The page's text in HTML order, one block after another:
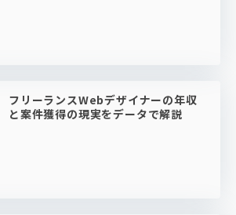
フリーランスWebデザイナーの年収
と案件獲得の現実をデータで解説